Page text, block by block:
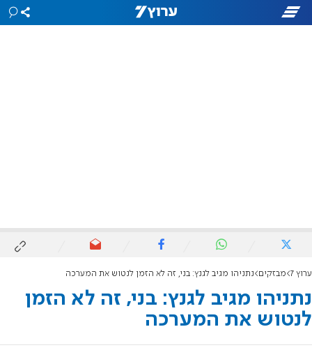
ערוץ 7 מבזקים נתניהו מגיב לגנץ: בני, זה לא הזמן לנטוש את המערכה
נתניהו מגיב לגנץ: בני, זה לא הזמן
לנטוש את המערכה